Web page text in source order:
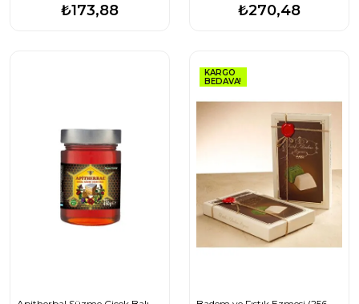
₺173,88 ₺270,48
KARGO
BEDAVA!